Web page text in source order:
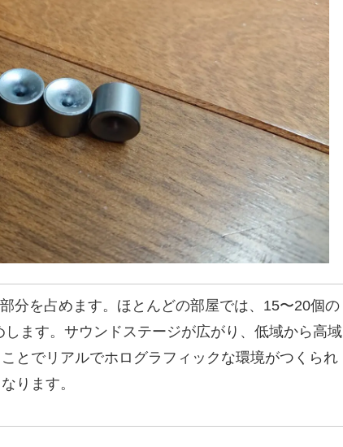
分を占めます。ほとんどの部屋では、15〜20個の
ます。サウンドステージが広がり、低域から高域
とでリアルでホログラフィックな環境がつくられ
ります。